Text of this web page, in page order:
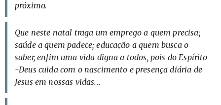
próximo.
Que neste natal traga um emprego a quem precisa;
saúde a quem padece; educação a quem busca o
saber, enfim uma vida digna a todos, pois do Espírito
-Deus cuida com o nascimento e presença diária de
Jesus em nossas vidas...